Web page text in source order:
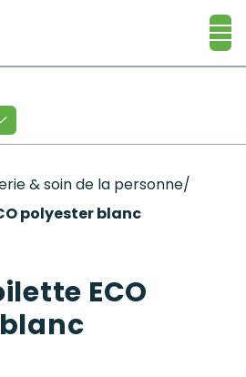
& soin de la personne/
polyester blanc
ECO